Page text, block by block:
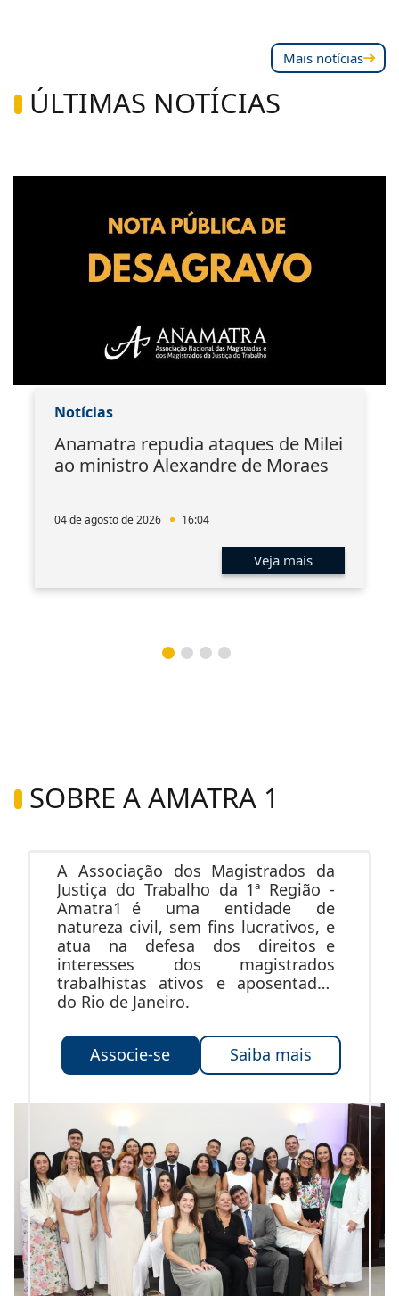
Mais notícias
ÚLTIMAS NOTÍCIAS
Notícias
Anamatra repudia ataques de Milei
ao ministro Alexandre de Moraes
04 de agosto de 2026 16:04
Veja mais
SOBRE A AMATRA 1
A Associação dos Magistrados da
Justiça do Trabalho da 1ª Região -
Amatra1 é uma entidade de
natureza civil, sem fins lucrativos, e
atua na defesa dos direitos e
interesses dos magistrados
trabalhistas ativos e aposentados
do Rio de Janeiro.
Associe-se Saiba mais